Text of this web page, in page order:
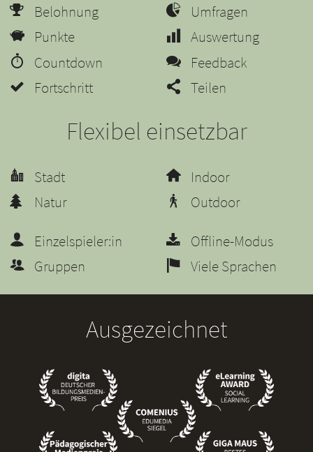
Belohnung
Punkte
Countdown
Fortschritt
Umfragen
Auswertung
Feedback
Teilen
Flexibel einsetzbar
Stadt
Natur
Indoor
Outdoor
Einzelspieler:in
Gruppen
Offline-Modus
Viele Sprachen
Ausgezeichnet